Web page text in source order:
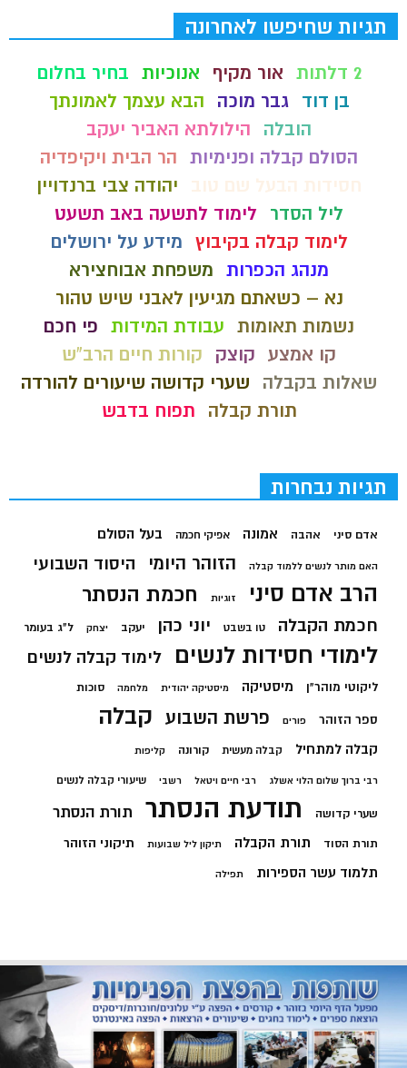
תגיות שחיפשו לאחרונה
2 דלתות אור מקיף אנוכיות בחיר בחלום
בן דוד
גבר מוכה
הבא עצמך לאמונתך
הובלה
הילולתא האביר יעקב
הסולם קבלה ופנימיות הר הבית ויקיפדיה
חסידות הבעל שם טוב
יהודה צבי ברנדויין
ליל הסדר לימוד לתשעה באב תשעט
לימוד קבלה בקיבוץ מידע על ירושלים
מנהג הכפרות משפחת אבוחצירא
נא – כשאתם מגיעין לאבני שיש טהור
נשמות תאומות עבודת המידות פי חכם
קו אמצע קוצק
קורות חיים הרב"ש
שאלות בקבלה
שערי קדושה שיעורים להורדה
תורת קבלה
תפוח בדבש
תגיות נבחרות
אדם סיני אהבה אמונה אפיקי חכמה בעל הסולם
האם מותר לנשים ללמוד קבלה הזוהר היומי היסוד השבועי
הרב אדם סיני זוגיות חכמת הנסתר
חכמת הקבלה טו בשבט יוני כהן יעקב יצחק ל"ג בעומר
לימודי חסידות לנשים לימוד קבלה לנשים
ליקוטי מוהר"ן מיסטיקה מיסטיקה יהודית מלחמה סוכות
ספר הזוהר פורים פרשת השבוע קבלה
קבלה למתחיל קבלה מעשית קורונה קליפות
רבי ברוך שלום הלוי אשלג רבי חיים ויטאל רשבי שיעורי קבלה לנשים
שערי קדושה תודעת הנסתר תורת הנסתר
תורת הסוד תורת הקבלה תיקון ליל שבועות תיקוני הזוהר
תלמוד עשר הספירות תפילה